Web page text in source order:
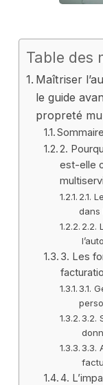
Table des
Maîtriser
le guide
propreté
Sommaire
2.
est-elle
2.1.
dans
2.2.
3. Les
3.1.
3.2.
3.3.
4.